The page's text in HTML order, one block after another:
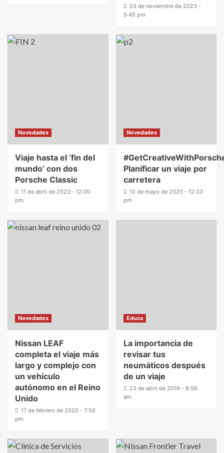
23 de noviembre de 2023 -
5:45 pm
Novedades
Viaje hasta el ‘fin del
mundo’ con dos
Porsche Classic
11 de abril de 2023 - 12:00
pm
Novedades
Planificar un viaje por
carretera
12 de mayo de 2020 - 12:33
pm
Novedades
Nissan LEAF
completa el viaje más
largo y complejo con
un vehículo
autónomo en el Reino
Unido
17 de febrero de 2020 - 7:56
pm
Educa
La importancia de
revisar tus
neumáticos después
de un viaje
23 de abril de 2019 - 8:56
am